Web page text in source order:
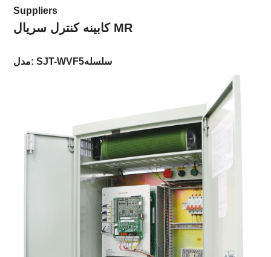
Suppliers
کابینه کنترل سریال MR
مدل: SJT-WVF5سلسله